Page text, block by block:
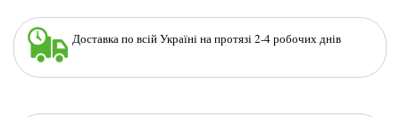
Доставка по всій Україні на протязі 2-4 робочих днів